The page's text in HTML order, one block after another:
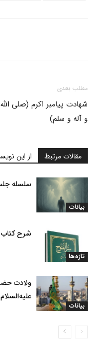
مطلب بعدی
شهادت پیامبر اکرم (صلی
و آله و سلم)
مقالات مرتبط از این
بیانات
سلسله
تازه‌ها
شرح کتاب
بیانات
ولادت
علیه‌السلام 1446